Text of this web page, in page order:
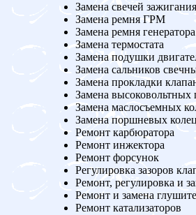
Замена свечей зажигания
Замена ремня ГРМ
Замена ремня генератора
Замена термостата
Замена подушки
Замена сальников
Замена прокладки
Замена высоковольтных
Замена маслосъемных
Замена поршневых колец
Ремонт карбюратора
Ремонт инжектора
Ремонт форсунок
Регулировка зазоров
Ремонт, регулировка и
Ремонт и замена
Ремонт катализаторов